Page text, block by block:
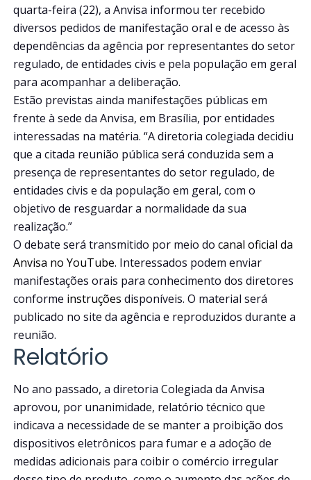
quarta-feira (22), a Anvisa informou ter recebido
diversos pedidos de manifestação oral e de acesso às
dependências da agência por representantes do setor
regulado, de entidades civis e pela população em geral
para acompanhar a deliberação.
Estão previstas ainda manifestações públicas em
frente à sede da Anvisa, em Brasília, por entidades
interessadas na matéria. “A diretoria colegiada decidiu
que a citada reunião pública será conduzida sem a
presença de representantes do setor regulado, de
entidades civis e da população em geral, com o
objetivo de resguardar a normalidade da sua
realização.”
O debate será transmitido por meio do canal oficial da
Anvisa no YouTube. Interessados podem enviar
manifestações orais para conhecimento dos diretores
conforme instruções disponíveis. O material será
publicado no site da agência e reproduzidos durante a
reunião.
Relatório
No ano passado, a diretoria Colegiada da Anvisa
aprovou, por unanimidade, relatório técnico que
indicava a necessidade de se manter a proibição dos
dispositivos eletrônicos para fumar e a adoção de
medidas adicionais para coibir o comércio irregular